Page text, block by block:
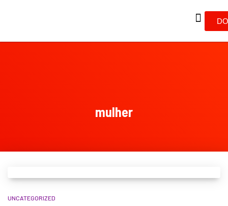
mulher
UNCATEGORIZED